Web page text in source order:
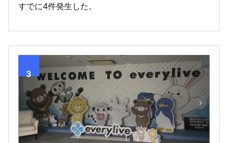
すでに4件発生した。
3